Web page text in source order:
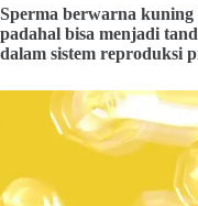
Sperma berwarna kuning
padahal bisa menjadi
dalam sistem reproduksi